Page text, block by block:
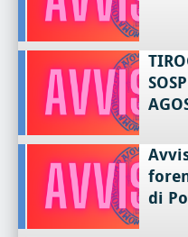
di